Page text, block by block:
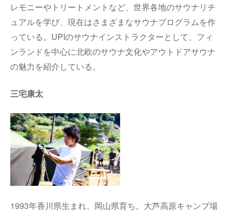
レモニーやトリートメントなど、世界各地のサウナリチ
ュアルを学び、現在はさまざまなサウナプログラムを作
っている。UPIのサウナインストラクターとして、フィ
ンランドを中心に北欧のサウナ文化やアウトドアサウナ
の魅力を紹介している。
三宅康太
1993年香川県生まれ、岡山県育ち。大芦高原キャンプ場